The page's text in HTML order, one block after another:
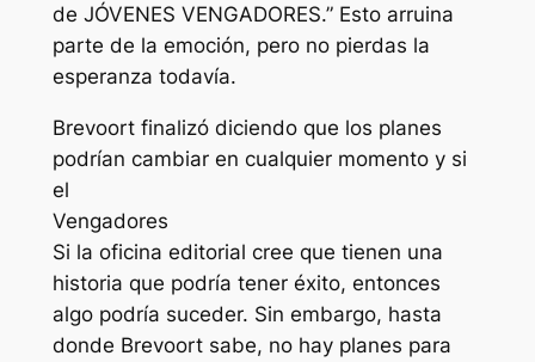
de JÓVENES VENGADORES.” Esto arruina
parte de la emoción, pero no pierdas la
esperanza todavía.
Brevoort finalizó diciendo que los planes
podrían cambiar en cualquier momento y si
el
Vengadores
Si la oficina editorial cree que tienen una
historia que podría tener éxito, entonces
algo podría suceder. Sin embargo, hasta
donde Brevoort sabe, no hay planes para